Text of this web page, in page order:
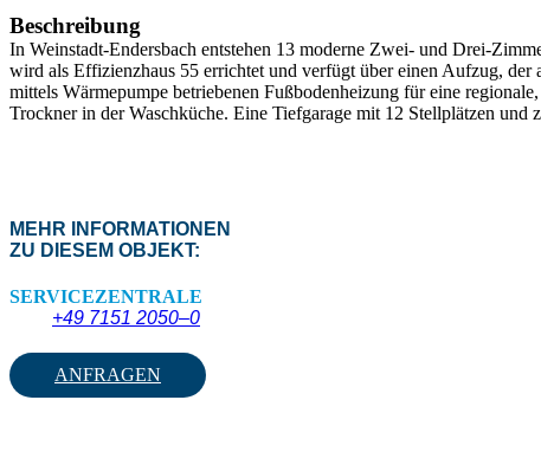
Beschreibung
In Weinstadt-Endersbach entstehen 13 moderne Zwei- und Drei-
wird als Effizienzhaus 55 errichtet und verfügt über einen Aufzug,
mittels Wärmepumpe betriebenen Fußbodenheizung für eine
Trockner in der Waschküche. Eine Tiefgarage mit 12 Stellplätzen und
MEHR INFORMATIONEN
ZU DIESEM OBJEKT:
SERVICEZENTRALE
+49 7151 2050–0
ANFRAGEN